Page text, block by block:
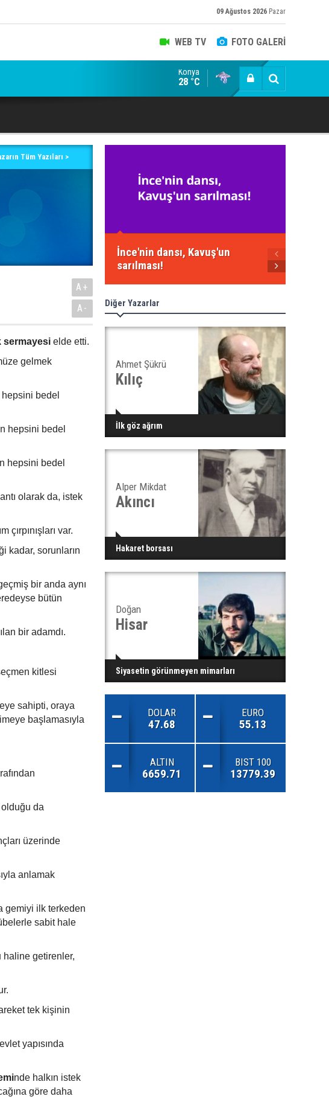
09 Ağustos 2026 Pazar
WEB TV FOTO GALERİ
Düşük/kuyruk siyasetçiler ve bir devrim olarak TOGG!
Konya
28 °C
Tüm Yazıları >
A+
A-
sermayesi elde etti.
gelmek
hepsini bedel
hepsini bedel
hepsini bedel
olarak da, istek
var.
kadar, sorunların
bir anda aynı
bütün
bir adamdı.
kitlesi
sahipti, oraya
başlamasıyla
da
üzerinde
anlamak
gemiyi ilk terkeden
sabit hale
haline getirenler,
tek kişinin
yapısında
nde halkın istek
göre daha
İnce'nin dansı, Kavuş'un
sarılması!
Diğer Yazarlar
Ahmet Şükrü
Kılıç
İlk göz ağrım
Alper Mikdat
Akıncı
Hakaret borsası
Doğan
Hisar
Siyasetin görünmeyen mimarları
DOLAR
47.68
EURO
55.13
ALTIN
6659.71
BIST 100
13779.39